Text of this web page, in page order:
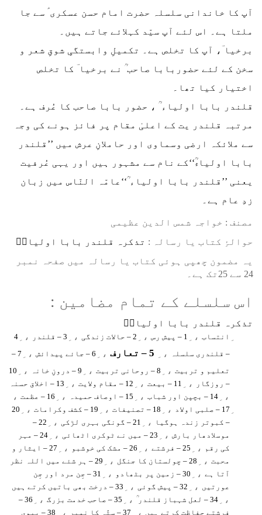
آپ کا خاندانی سلسلہ حضرت امام حسن عسکری ؑ سے جا
ملتا ہے۔ اس لئے آپ سیّد کہلائے جاتے ہیں۔
برخیا ؔ، آپ کا تخلص ہے۔ تکمیلِ وابستگیِ شوقِ شعر و
سخن کے لئے حضوربابا صاحب ؒ نے برخیا ؔ کا تخلص
اختیار کیا تھا۔
قلندر بابا اولیاء ؒ ، حضور بابا صاحب کا عُرف ہے۔
مرتبہ قلندر یت کے اعلیٰ مقام پر فائز ہونے کی وجہ
سے ملائکہ ارضی وسماوی اور حاملانِ عرش میں ’’قلندر
بابا اولیاءؒ‘‘کے نام سے مشہور ہیں اور یہی عُرفیت
یعنی ’’قلندر بابا اولیاء ؒ‘‘عامّہ النّاس میں زبان
زدِ عام ہے۔
مصنف : خواجہ شمس الدین عظیمی
⁠⁠⁠حوالۂِ کتاب یا رسالہ : تذکرہ قلندر بابا اولیاءؒ
یہ مضمون چھپی ہوئی کتاب یا رسالہ میں صفحہ نمبر
24 سے 25تک ہے۔
اس سلسلے کے تمام مضامین :
تذکرہ قلندر بابا اولیاءؒ
انتساب ، ِ 1 – پیش رس ، ِ 2 – حالات زندگی ، ِ 3 – قلندر ، ِ 4
– قلندری سلسلہ
، ِ 5 – تعارف ، ِ 6 – جائے پیدائش ، ِ
7 –
تعلیم و تربیت ، ِ 8 – روحانی تربیت ، ِ 9 – درونِ خانہ ، ِ
10
– روزگار
، ِ 11 – بیعت ، ِ 12 – مقام ولایت ، ِ 13 – اخلاق حسنہ
، ِ 14 – بچپن اور شباب ، ِ 15 – اوصاف حمیدہ ، ِ 16 – عظمت
،
17 – صلبی اولاد ، ِ 18 – تصنیفات ، ِ 19 – کشف وکرامات ، ِ
20
– کبوتر زندہ ہوگیا
، ِ 21 – گونگی بہری لڑکی ، ِ
22 –
موسلادھار بارش ، ِ 23 – میں نے ٹوکری اٹھائی ، ِ
24 – مہر
کی رقم ، ِ 25 – فرشتے ، ِ 26 – مشک کی خوشبو ، ِ
27 – ایثار و
محبت ، ِ 28 – چولستان کا جنگل ، ِ
29 – ہر شئے میں اللہ نظر
آتا ہے ، ِ 30 – زمین پر بٹھادو ، ِ
31 – جِن مرد اور جِن
عورتیں ، ِ 32 – پیش گوئی ، ِ 33 – درخت بھی باتیں کرتے ہیں
، ِ 34 – لعل شہباز قلندر ؒ ، ِ 35 – صاحب خدمت بزرگ ، ِ
36 –
فرشتے حفاظت کرتے ہیں ، ِ 37 – سٹّہ کا نمبر ، ِ
38 – بیوی